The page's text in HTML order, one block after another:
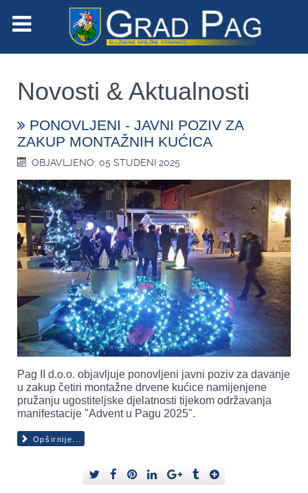
Novosti & Aktualnosti
PONOVLJENI - JAVNI POZIV ZA
ZAKUP MONTAŽNIH KUĆICA
OBJAVLJENO: 05 STUDENI 2025
Pag II d.o.o. objavljuje ponovljeni javni poziv za davanje
u zakup četiri montažne drvene kućice namijenjene
pružanju ugostiteljske djelatnosti tijekom održavanja
manifestacije "Advent u Pagu 2025".
Opširnije...